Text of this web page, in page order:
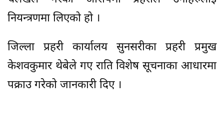
नियन्त्रणमा लिएको हो ।
जिल्ला प्रहरी कार्यालय सुनसरीका प्रहरी प्रमुख
केशवकुमार थेबेले गए राति विशेष सूचनाका आधारमा
पक्राउ गरेको जानकारी दिए ।